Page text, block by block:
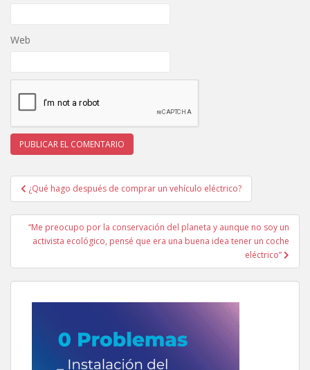
Web
Navegación
de
entradas
¿Qué hago después de comprar un vehículo eléctrico?
“Me preocupo por la conservación del planeta y aunque no soy un
activista ecológico, pensé que era una buena idea tener un coche
eléctrico”